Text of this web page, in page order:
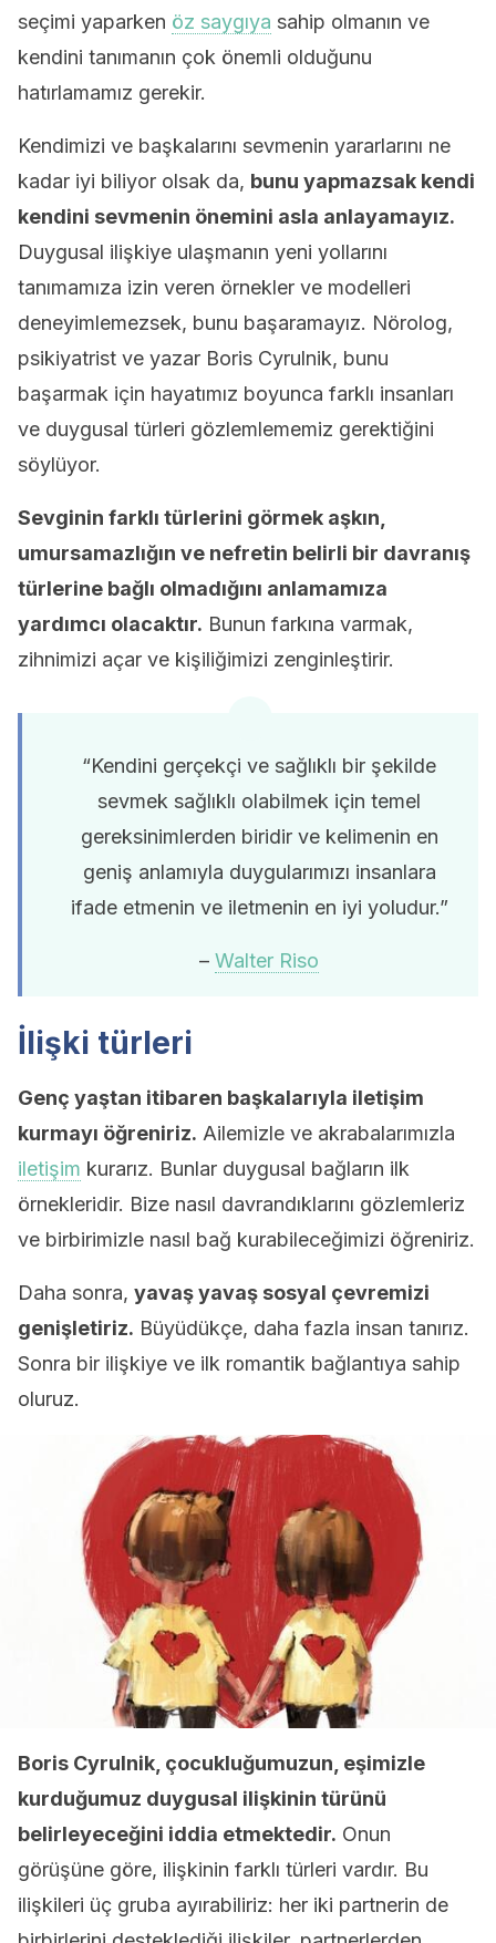
seçimi yaparken öz saygıya sahip olmanın ve
kendini tanımanın çok önemli olduğunu
hatırlamamız gerekir.
Kendimizi ve başkalarını sevmenin yararlarını ne
kadar iyi biliyor olsak da, bunu yapmazsak kendi
kendini sevmenin önemini asla anlayamayız.
Duygusal ilişkiye ulaşmanın yeni yollarını
tanımamıza izin veren örnekler ve modelleri
deneyimlemezsek, bunu başaramayız. Nörolog,
psikiyatrist ve yazar Boris Cyrulnik, bunu
başarmak için hayatımız boyunca farklı insanları
ve duygusal türleri gözlemlememiz gerektiğini
söylüyor.
Sevginin farklı türlerini görmek aşkın,
umursamazlığın ve nefretin belirli bir davranış
türlerine bağlı olmadığını anlamamıza
yardımcı olacaktır. Bunun farkına varmak,
zihnimizi açar ve kişiliğimizi zenginleştirir.
“Kendini gerçekçi ve sağlıklı bir şekilde
sevmek sağlıklı olabilmek için temel
gereksinimlerden biridir ve kelimenin en
geniş anlamıyla duygularımızı insanlara
ifade etmenin ve iletmenin en iyi yoludur.”
– Walter Riso
İlişki türleri
Genç yaştan itibaren başkalarıyla iletişim
kurmayı öğreniriz. Ailemizle ve akrabalarımızla
iletişim kurarız. Bunlar duygusal bağların ilk
örnekleridir. Bize nasıl davrandıklarını gözlemleriz
ve birbirimizle nasıl bağ kurabileceğimizi öğreniriz.
Daha sonra, yavaş yavaş sosyal çevremizi
genişletiriz. Büyüdükçe, daha fazla insan tanırız.
Sonra bir ilişkiye ve ilk romantik bağlantıya sahip
oluruz.
Boris Cyrulnik, çocukluğumuzun, eşimizle
kurduğumuz duygusal ilişkinin türünü
belirleyeceğini iddia etmektedir. Onun
görüşüne göre, ilişkinin farklı türleri vardır. Bu
ilişkileri üç gruba ayırabiliriz: her iki partnerin de